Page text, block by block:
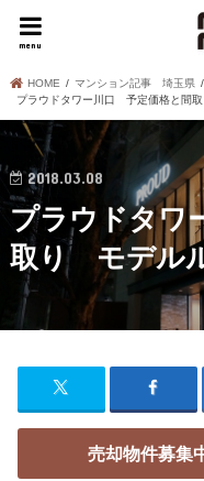
menu
HOME
マンション記事 埼玉県
プラウドタワー川口 予定価格と間
2018.03.08
プラウドタワ
取り モデル
売却物件募集